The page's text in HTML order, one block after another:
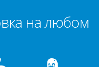
на любом